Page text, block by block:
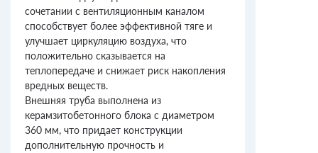
сочетании с вентиляционным каналом
способствует более эффективной тяге и
улучшает циркуляцию воздуха, что
положительно сказывается на
теплопередаче и снижает риск накопления
вредных веществ.
Внешняя труба выполнена из
керамзитобетонного блока с диаметром
360 мм, что придает конструкции
дополнительную прочность и